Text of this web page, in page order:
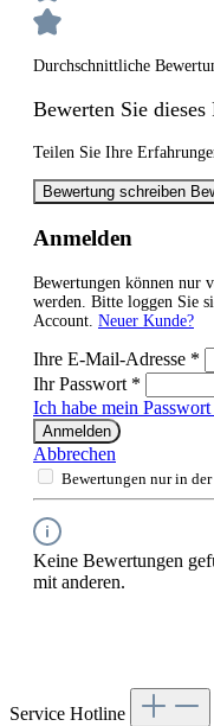
Durchschnittliche
Bewerten Sie dieses
Teilen Sie Ihre
Bewertung schreiben
Anmelden
Bewertungen können nur
werden. Bitte loggen Sie
Account. Neuer Kunde?
Ihre E-Mail-Adresse *
Ihr Passwort *
Ich habe mein Passwort
Anmelden
Abbrechen
Bewertungen nur in
Keine Bewertungen
mit anderen.
Service Hotline